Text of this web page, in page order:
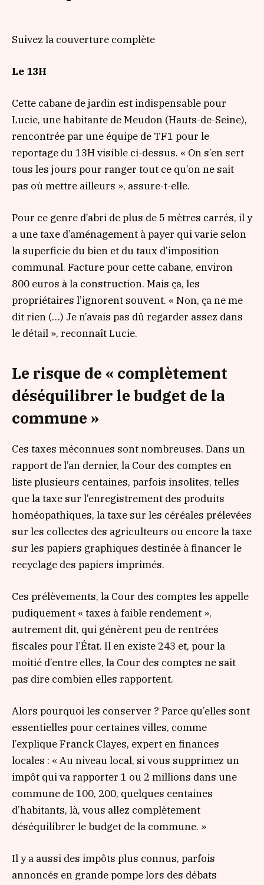
Suivez la couverture complète
Le 13H
Cette cabane de jardin est indispensable pour
Lucie, une habitante de Meudon (Hauts-de-Seine),
rencontrée par une équipe de TF1 pour le
reportage du 13H visible ci-dessus. « On s’en sert
tous les jours pour ranger tout ce qu’on ne sait
pas où mettre ailleurs », assure-t-elle.
Pour ce genre d’abri de plus de 5 mètres carrés, il y
a une taxe d’aménagement à payer qui varie selon
la superficie du bien et du taux d’imposition
communal. Facture pour cette cabane, environ
800 euros à la construction. Mais ça, les
propriétaires l’ignorent souvent. « Non, ça ne me
dit rien (…) Je n’avais pas dû regarder assez dans
le détail », reconnaît Lucie.
Le risque de « complètement
déséquilibrer le budget de la
commune »
Ces taxes méconnues sont nombreuses. Dans un
rapport de l’an dernier, la Cour des comptes en
liste plusieurs centaines, parfois insolites, telles
que la taxe sur l’enregistrement des produits
homéopathiques, la taxe sur les céréales prélevées
sur les collectes des agriculteurs ou encore la taxe
sur les papiers graphiques destinée à financer le
recyclage des papiers imprimés.
Ces prélèvements, la Cour des comptes les appelle
pudiquement « taxes à faible rendement »,
autrement dit, qui génèrent peu de rentrées
fiscales pour l’État. Il en existe 243 et, pour la
moitié d’entre elles, la Cour des comptes ne sait
pas dire combien elles rapportent.
Alors pourquoi les conserver ? Parce qu’elles sont
essentielles pour certaines villes, comme
l’explique Franck Clayes, expert en finances
locales : « Au niveau local, si vous supprimez un
impôt qui va rapporter 1 ou 2 millions dans une
commune de 100, 200, quelques centaines
d’habitants, là, vous allez complètement
déséquilibrer le budget de la commune. »
Il y a aussi des impôts plus connus, parfois
annoncés en grande pompe lors des débats